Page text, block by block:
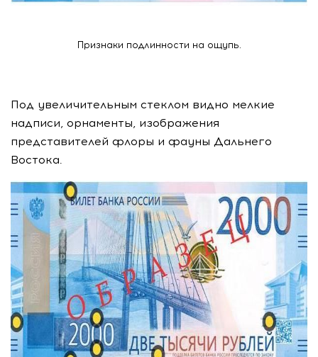
Признаки подлинности на ощупь.
Под увеличительным стеклом видно мелкие
надписи, орнаменты, изображения
представителей флоры и фауны Дальнего
Востока.